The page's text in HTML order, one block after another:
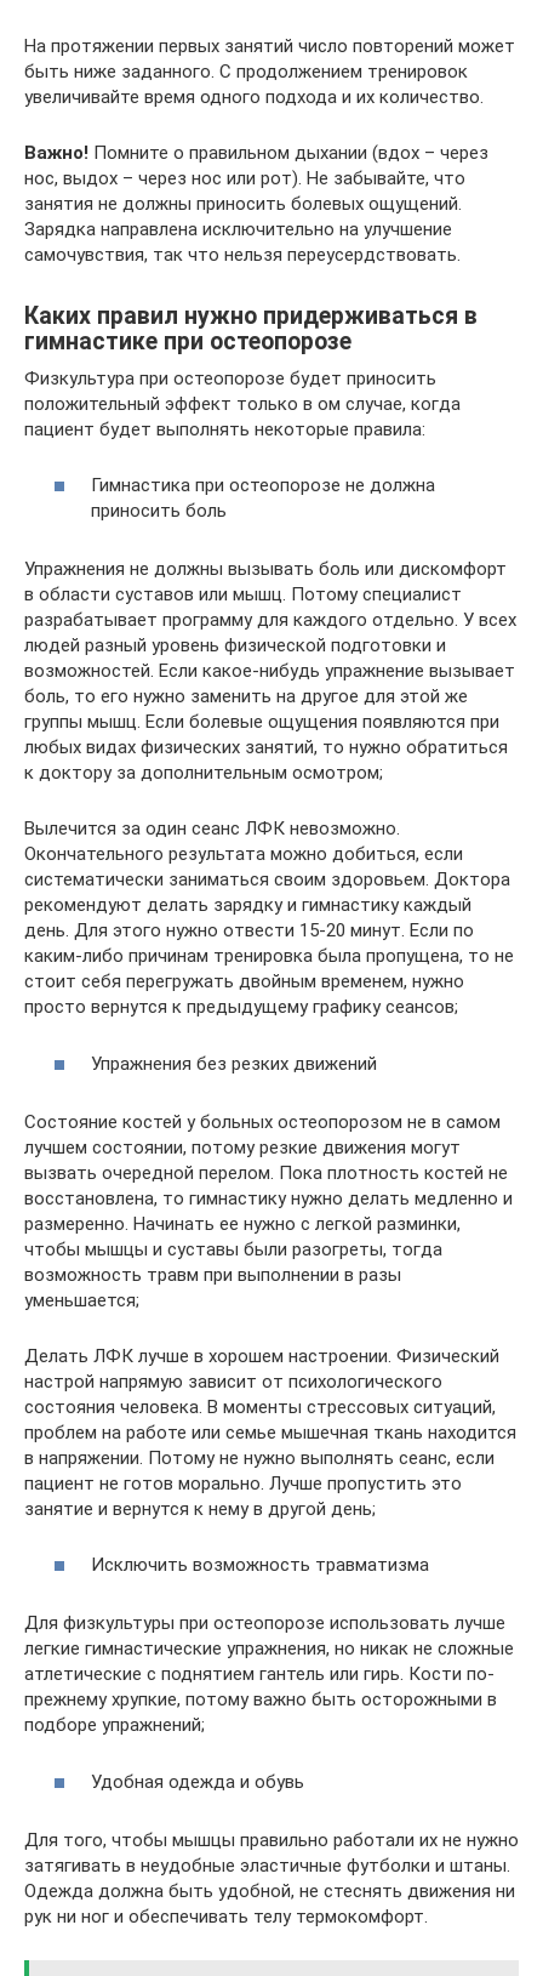
На протяжении первых занятий число повторений может
быть ниже заданного. С продолжением тренировок
увеличивайте время одного подхода и их количество.
Важно! Помните о правильном дыхании (вдох – через
нос, выдох – через нос или рот). Не забывайте, что
занятия не должны приносить болевых ощущений.
Зарядка направлена исключительно на улучшение
самочувствия, так что нельзя переусердствовать.
Каких правил нужно придерживаться в
гимнастике при остеопорозе
Физкультура при остеопорозе будет приносить
положительный эффект только в ом случае, когда
пациент будет выполнять некоторые правила:
Гимнастика при остеопорозе не должна
приносить боль
Упражнения не должны вызывать боль или дискомфорт
в области суставов или мышц. Потому специалист
разрабатывает программу для каждого отдельно. У всех
людей разный уровень физической подготовки и
возможностей. Если какое-нибудь упражнение вызывает
боль, то его нужно заменить на другое для этой же
группы мышц. Если болевые ощущения появляются при
любых видах физических занятий, то нужно обратиться
к доктору за дополнительным осмотром;
Вылечится за один сеанс ЛФК невозможно.
Окончательного результата можно добиться, если
систематически заниматься своим здоровьем. Доктора
рекомендуют делать зарядку и гимнастику каждый
день. Для этого нужно отвести 15-20 минут. Если по
каким-либо причинам тренировка была пропущена, то не
стоит себя перегружать двойным временем, нужно
просто вернутся к предыдущему графику сеансов;
Упражнения без резких движений
Состояние костей у больных остеопорозом не в самом
лучшем состоянии, потому резкие движения могут
вызвать очередной перелом. Пока плотность костей не
восстановлена, то гимнастику нужно делать медленно и
размеренно. Начинать ее нужно с легкой разминки,
чтобы мышцы и суставы были разогреты, тогда
возможность травм при выполнении в разы
уменьшается;
Делать ЛФК лучше в хорошем настроении. Физический
настрой напрямую зависит от психологического
состояния человека. В моменты стрессовых ситуаций,
проблем на работе или семье мышечная ткань находится
в напряжении. Потому не нужно выполнять сеанс, если
пациент не готов морально. Лучше пропустить это
занятие и вернутся к нему в другой день;
Исключить возможность травматизма
Для физкультуры при остеопорозе использовать лучше
легкие гимнастические упражнения, но никак не сложные
атлетические с поднятием гантель или гирь. Кости по-
прежнему хрупкие, потому важно быть осторожными в
подборе упражнений;
Удобная одежда и обувь
Для того, чтобы мышцы правильно работали их не нужно
затягивать в неудобные эластичные футболки и штаны.
Одежда должна быть удобной, не стеснять движения ни
рук ни ног и обеспечивать телу термокомфорт.